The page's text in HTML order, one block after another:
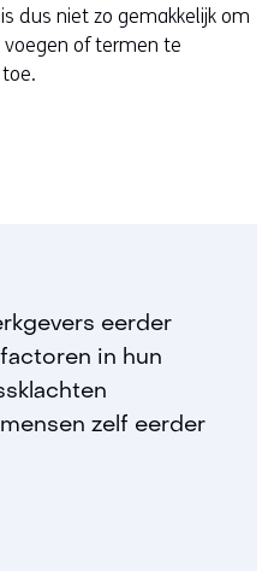
n
a
i
e
)
dus niet zo gemakkelijk om
of termen te
eerder
in hun
zelf eerder